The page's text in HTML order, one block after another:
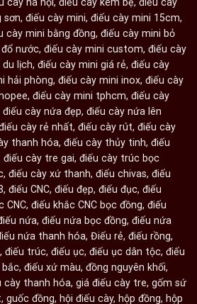
sơn, điếu cày mini, điếu cày mini 15cm,
cày mini bằng đồng, điếu cày mini bỏ
nước, điếu cày mini custom, điếu cày
du lịch, điếu cày mini giá rẻ, điếu cày
hải phòng, điếu cày mini inox, điếu cày
, điếu cày mini tphcm, điếu cày
điếu cày nứa đẹp, điếu cày nứa lên
cày rẻ nhất, điếu cày rút, điếu cày
thanh hóa, điếu cày thủy tinh, điếu
điếu cày tre gai, điếu cày trúc bọc
, điếu cày xứ thanh, điếu chivas, điếu
, điếu CNC, điếu đẹp, điếu đục, điếu
CNC, điếu khắc CNC bọc đồng, điếu
nứa, điếu nứa bọc đồng, điếu nứa
nứa thanh hóa, Điếu rẻ, điếu rồng,
, điếu trúc, điếu ục, điếu ục dân tộc, điếu
bắc, điếu xứ màu, đồng nguyên khối,
cày thanh hóa, giá điếu cày tre, gốm sứ
, guốc đồng, hội điếu cày, hộp đồng, hộp